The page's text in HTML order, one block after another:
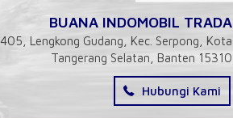
BUANA INDOMOBIL TRADA
Lengkong Gudang, Kec. Serpong, Kota
Tangerang Selatan, Banten 15310
Hubungi Kami